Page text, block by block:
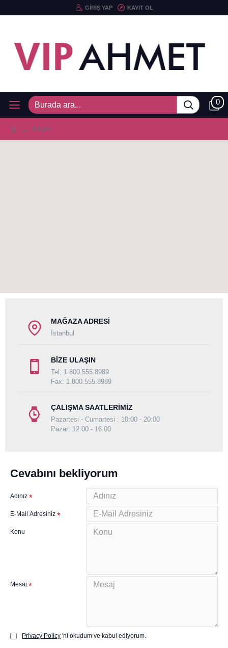
GIRIŞ YAP KAYIT OL
0
İletişim
MAĞAZA ADRESI
İstanbul
BIZE ULAŞIN
Tel: 1.800.555.8989
Fax: 1.800.555.8989
ÇALIŞMA SAATLERIMIZ
Pazartesi - Cumartesi : 10:00 - 20:00
Pazar: 12:00 - 16:00
Cevabını bekliyorum
Adınız
E-Mail Adresiniz
Konu
Mesaj
Privacy Policy 'ni okudum ve kabul ediyorum.